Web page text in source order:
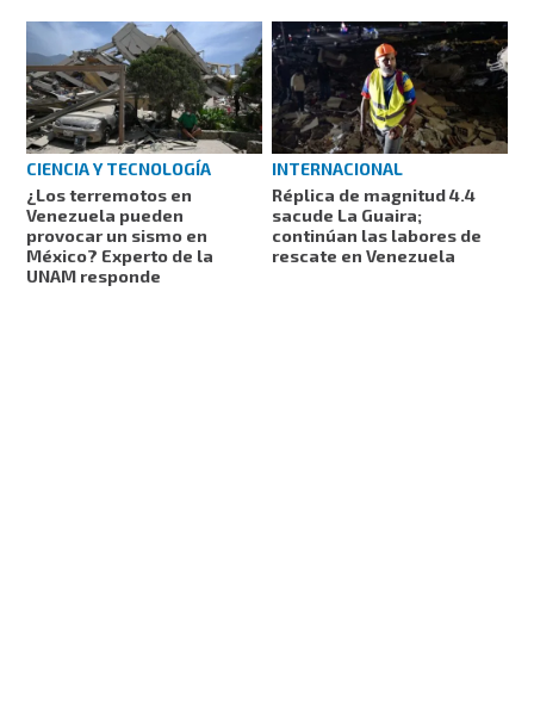
CIENCIA Y TECNOLOGÍA
¿Los terremotos en
Venezuela pueden
provocar un sismo en
México? Experto de la
UNAM responde
INTERNACIONAL
Réplica de magnitud 4.4
sacude La Guaira;
continúan las labores de
rescate en Venezuela